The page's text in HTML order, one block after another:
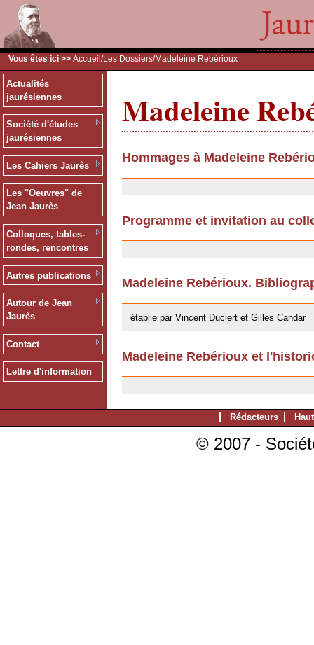
Vous êtes ici >> Accueil /Les Dossiers/Madeleine Rebérioux
Actualités
jaurésiennes
Société d'études
jaurésiennes
Les Cahiers Jaurès
Les "Oeuvres" de
Jean Jaurès
Colloques, tables-
rondes, rencontres
Autres publications
Autour de Jean
Jaurès
Contact
Lettre d'information
Madeleine
Hommages à Madeleine
Programme et invitation au
Madeleine Rebérioux.
établie par Vincent Duclert et Gilles Candar
Madeleine Rebérioux et
Rédacteurs
© 2007 -